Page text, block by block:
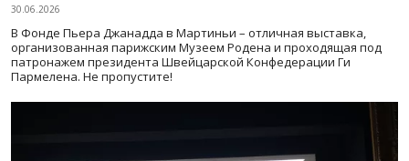
30.06.2026
В Фонде Пьера Джанадда в Мартиньи – отличная выставка,
организованная парижским Музеем Родена и проходящая под
патронажем президента Швейцарской Конфедерации Ги
Пармелена. Не пропустите!